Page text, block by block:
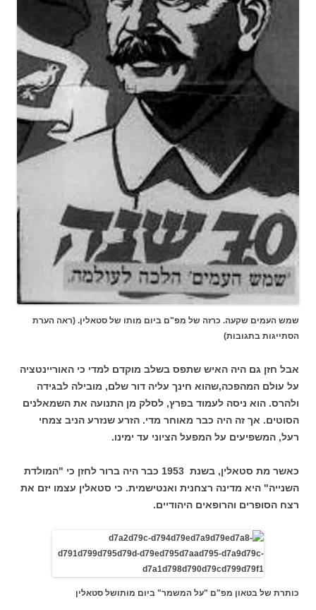
שמש העמים שקעה. כרזה של מפ"ם ביום מותו של סטאלין. (ראה הערת
הסתייגות בתגובות)
אבל חזן גם היה האיש שתפס בשלב מוקדם למדי כי האוריינטציה
על עולם המהפכה,שהוא חינך עליה דור שלם, מובילה לבגידה
ולהרס. הוא ניסה לעמוד בפרץ, לסלק מן התנועה את השמאלנים
הסוטים. אך זה היה כבר מאוחר מדי. הזרע שנזרע הניב צמחי
רעל, המשפיעים על המפעל הציוני עד ימינו.
כאשר מת סטאלין, בשנת 1953 כבר היה ברור לחזן כי "המולדת
השנייה" היא מדינה רצחנית ואנטישמית. כי סטאלין עצמו יזם את
רצח הסופרים והרופאים היהודיים.
כותרת של בטאון מפ"ם "על המשמר" ביום מותושל סטאלין